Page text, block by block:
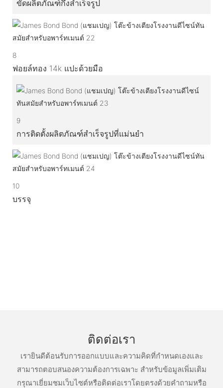
ขัดผลิตภัณฑ์กึ่งสำเร็จรูป
8
ฟอยล์ทอง 14k แปะด้วยมือ
9
การติดตั้งผลิตภัณฑ์สำเร็จรูปที่แม่นยำ
10
บรรจุ
ติดต่อเรา
เรายินดีต้อนรับการออกแบบและความคิดที่กำหนดเองและ
สามารถตอบสนองความต้องการเฉพาะ สำหรับข้อมูลเพิ่มเติม
กรุณาเยี่ยมชมเว็บไซต์หรือติดต่อเราโดยตรงด้วยคำถามหรือ